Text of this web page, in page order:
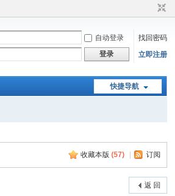
自动登录
找回密码
登录 立即注册
快捷导航
收藏本版 (57) 订阅
返 回